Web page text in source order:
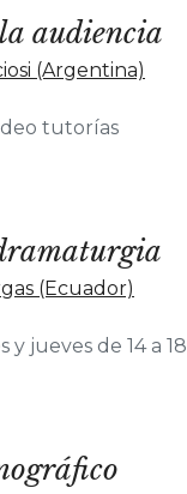
audiencia
(Argentina)
tutorías
(Ecuador)
y jueves de 14 a 18